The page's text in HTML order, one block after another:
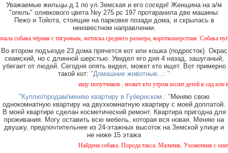
Уважаемые жильцы д.1 по ул.Земская и его соседи! Женщина на а/м
"опель" оливкового цвета №у 275 рс 197 протаранила две машины:
Пежо и Тойота, стоящие на парковке позади дома, и скрылась в
неизвестном направлении.
чёрная с тигровым, метиска среднего размера, короткошерстная. Собака
Во втором подъезде 23 дома прячется кот или кошка (подросток). Окрас
сиамский, но с длинной шерстью. Увидел его дня 4 назад, зашуганый,
убегает от людей. Сегодня опять видел, может кто ищет. Вот примерно
такой кот: "Домашние животные...: "
ищу попутчиков . может кто утром возит детей в сад или
"Куплю/продам/меняю квартиру в Губернском.: " Меняю свою
однокомнатную квартиру на двухкомнатную квартиру с моей доплатой.
В моей квартире сделан косметический ремонт. Квартира пригодна для
проживания. Могу оставить всю мебель, которая вся новая. Меняю на
двушку, предпочтительнее из 24-этажных высоток на Земской улице и
не ниже 15 этажа
Найдена собака. Порода такса. Мальчик. Ухоженная с